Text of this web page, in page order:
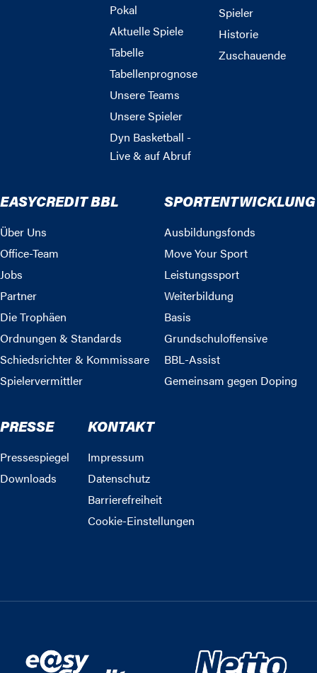
Pokal
Aktuelle Spiele
Tabelle
Tabellenprognose
Unsere Teams
Unsere Spieler
Dyn Basketball -
Live & auf Abruf
Spieler
Historie
Zuschauende
EASYCREDIT BBL
Über Uns
Office-Team
Jobs
Partner
Die Trophäen
Ordnungen & Standards
Schiedsrichter & Kommissare
Spielervermittler
SPORTENTWICKLUNG
Ausbildungsfonds
Move Your Sport
Leistungssport
Weiterbildung
Basis
Grundschuloffensive
BBL-Assist
Gemeinsam gegen Doping
PRESSE
Pressespiegel
Downloads
KONTAKT
Impressum
Datenschutz
Barrierefreiheit
Cookie-Einstellungen